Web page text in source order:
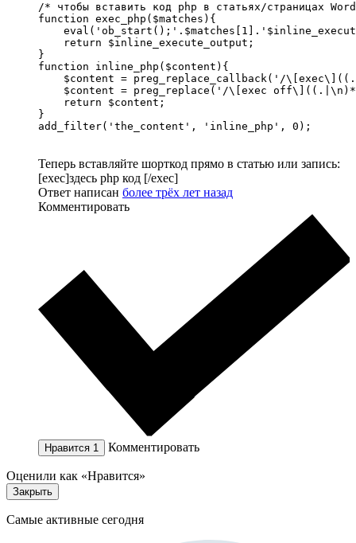
/* чтобы вставить код php в статьях/страницах
function exec_php($matches){
    return $inline_execute_output;
}
function inline_php($content){
$content = preg_replace_callback('/
$content = preg_replace('/\[exec
    return $content;
}
add_filter('the_content', 'inline_php', 0);
Теперь вставляйте шорткод прямо в статью или запись:
[exec]здесь php код [/exec]
Ответ написан более трёх лет назад
Комментировать
Нравится 1 Комментировать
Оценили как «Нравится»
Закрыть
Самые активные сегодня